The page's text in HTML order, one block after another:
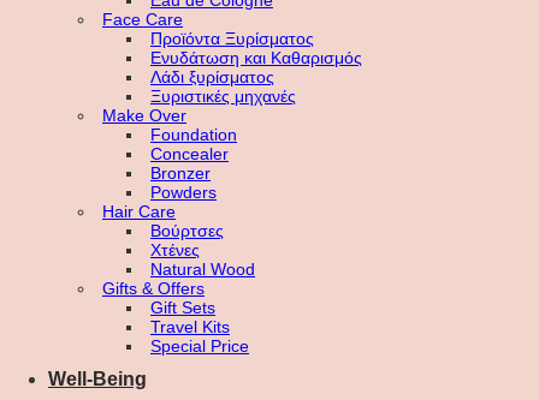
Face Care
Προϊόντα Ξυρίσματος
Ενυδάτωση και Καθαρισμός
Λάδι ξυρίσματος
Ξυριστικές μηχανές
Make Over
Foundation
Concealer
Bronzer
Powders
Hair Care
Βούρτσες
Χτένες
Natural Wood
Gifts & Offers
Gift Sets
Travel Kits
Special Price
Well-Being